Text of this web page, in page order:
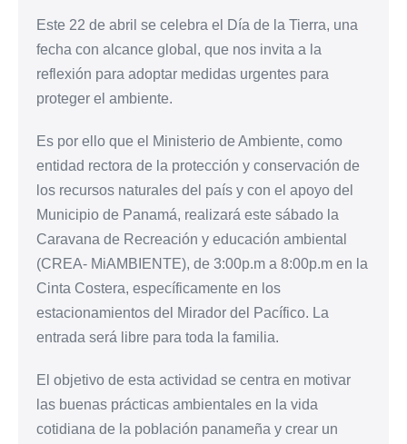
Este 22 de abril se celebra el Día de la Tierra, una
fecha con alcance global, que nos invita a la
reflexión para adoptar medidas urgentes para
proteger el ambiente.
Es por ello que el Ministerio de Ambiente, como
entidad rectora de la protección y conservación de
los recursos naturales del país y con el apoyo del
Municipio de Panamá, realizará este sábado la
Caravana de Recreación y educación ambiental
(CREA- MiAMBIENTE), de 3:00p.m a 8:00p.m en la
Cinta Costera, específicamente en los
estacionamientos del Mirador del Pacífico. La
entrada será libre para toda la familia.
El objetivo de esta actividad se centra en motivar
las buenas prácticas ambientales en la vida
cotidiana de la población panameña y crear un